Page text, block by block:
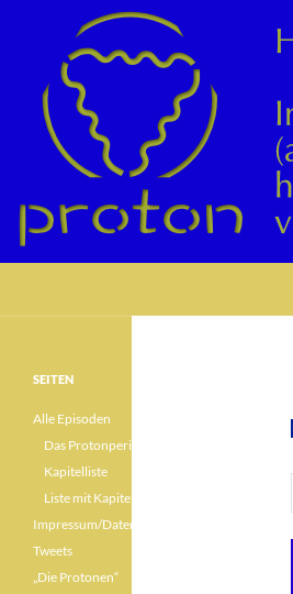
SEITEN
Alle Episoden
Das Protonperiodensystem
Kapitelliste
Liste mit Kapiteln
Impressum/Datenschutz
Tweets
„Die Protonen“